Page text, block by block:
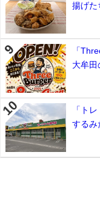
揚げた
「
大牟田
「ト
するみ